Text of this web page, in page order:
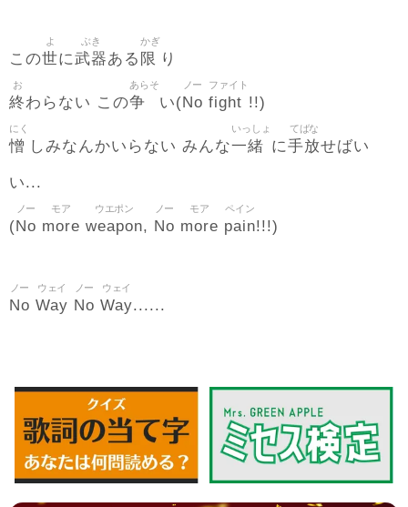
この世
よ
に武器
ぶき
ある 限
かぎ
り
終
お
わらない この争
あらそ
い(No
ノー
fight
ファイト
!!)
憎
にく
しみなんかいらない みんな一緒
いっしょ
に手放
てばな
せばい
い...
(No
ノー
more
モア
weapon
ウエポン
, No
ノー
more
モア
pain
ペイン
!!!)
No
ノー
Way
ウェイ
No
ノー
Way
ウェイ
......